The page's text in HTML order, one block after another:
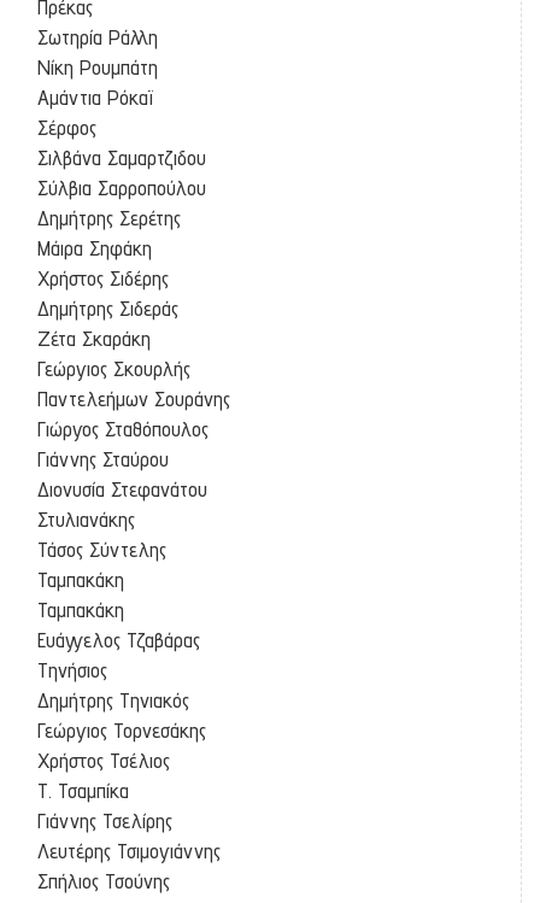
Πρέκας
Σωτηρία Ράλλη
Νίκη Ρουμπάτη
Αμάντια Ρόκαϊ
Σέρφος
Σιλβάνα Σαμαρτζιδου
Σύλβια Σαρροπούλου
Δημήτρης Σερέτης
Μάιρα Σηφάκη
Χρήστος Σιδέρης
Δημήτρης Σιδεράς
Ζέτα Σκαράκη
Γεώργιος Σκουρλής
Παντελεήμων Σουράνης
Γιώργος Σταθόπουλος
Γιάννης Σταύρου
Διονυσία Στεφανάτου
Στυλιανάκης
Τάσος Σύντελης
Ταμπακάκη
Ταμπακάκη
Ευάγγελος Τζαβάρας
Τηνήσιος
Δημήτρης Τηνιακός
Γεώργιος Τορνεσάκης
Χρήστος Τσέλιος
Τ. Τσαμπίκα
Γιάννης Τσελίρης
Λευτέρης Τσιμογιάννης
Σπήλιος Τσούνης